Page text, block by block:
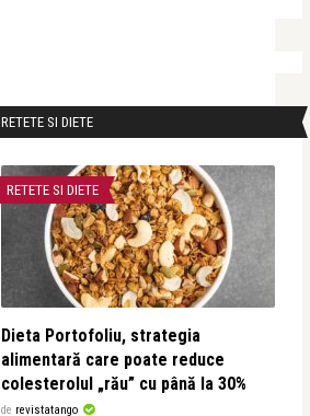
RETETE SI DIETE
RETETE SI DIETE
Dieta Portofoliu, strategia
alimentară care poate reduce
colesterolul „rău” cu până la 30%
de revistatango